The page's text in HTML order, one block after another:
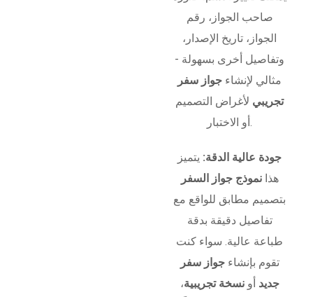
صاحب الجواز، رقم
الجواز، تاريخ الإصدار،
وتفاصيل أخرى بسهولة -
مثالي لإنشاء جواز سفر
تجريبي لأغراض التصميم
أو الاختبار.
جودة عالية الدقة: يتميز
هذانموذج جواز السفر
بتصميم مطابق للواقع مع
تفاصيل دقيقة بدقة
طباعة عالية. سواء كنت
تقوم بإنشاءجواز سفر
جديد أونسخة تجريبية،